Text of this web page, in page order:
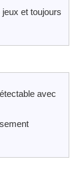
et toujours
avec